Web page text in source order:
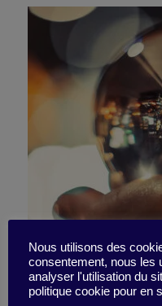
My crystal
Nous utilisons des
consentement, nous les
analyser l'utilisation du
politique cookie pour en